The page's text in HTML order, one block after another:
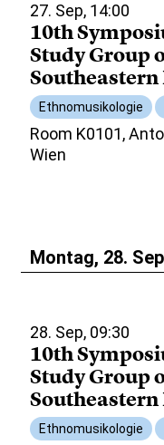
27. Sep, 14:00
10th
Study Group
Southeastern
Ethnomusikologie
Room K0101,
Wien
Montag, 28. Sep
28. Sep, 09:30
10th
Study Group
Southeastern
Ethnomusikologie